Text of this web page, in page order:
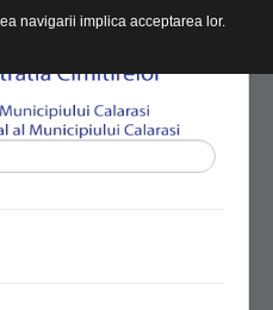
navigarii implica acceptarea lor.